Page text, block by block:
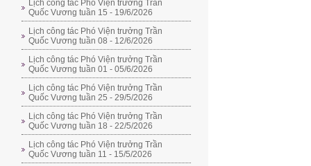
Lịch công tác Phó Viện trưởng Trần
Quốc Vương tuần 15 - 19/6/2026
Lịch công tác Phó Viện trưởng Trần
Quốc Vương tuần 08 - 12/6/2026
Lịch công tác Phó Viện trưởng Trần
Quốc Vương tuần 01 - 05/6/2026
Lịch công tác Phó Viện trưởng Trần
Quốc Vương tuần 25 - 29/5/2026
Lịch công tác Phó Viện trưởng Trần
Quốc Vương tuần 18 - 22/5/2026
Lịch công tác Phó Viện trưởng Trần
Quốc Vương tuần 11 - 15/5/2026